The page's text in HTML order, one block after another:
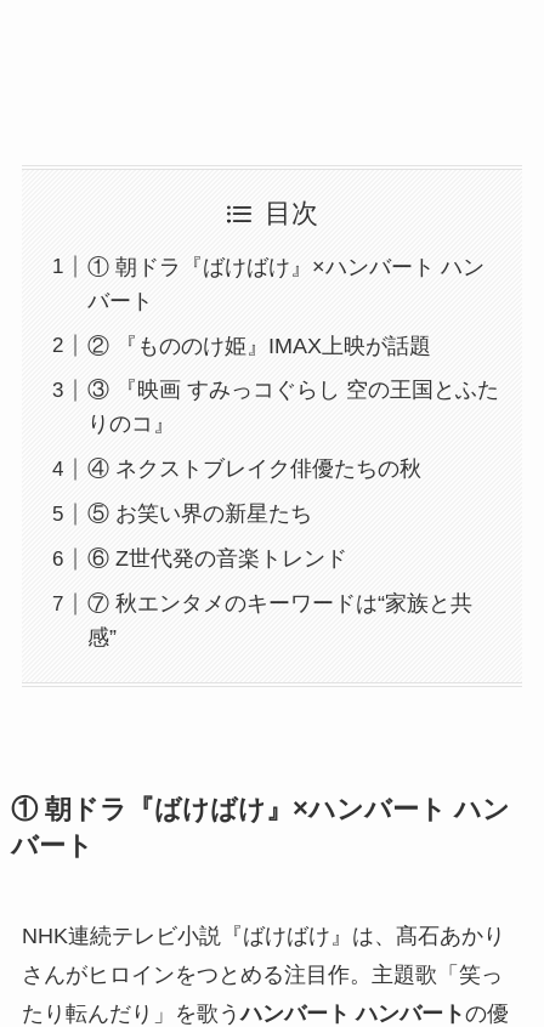
目次
① 朝ドラ『ばけばけ』×ハンバート ハン
バート
② 『もののけ姫』IMAX上映が話題
③ 『映画 すみっコぐらし 空の王国とふた
りのコ』
④ ネクストブレイク俳優たちの秋
⑤ お笑い界の新星たち
⑥ Z世代発の音楽トレンド
⑦ 秋エンタメのキーワードは“家族と共
感”
① 朝ドラ『ばけばけ』×ハンバート ハン
バート
NHK連続テレビ小説『ばけばけ』は、髙石あかり
さんがヒロインをつとめる注目作。主題歌「笑っ
たり転んだり」を歌うハンバート ハンバートの優